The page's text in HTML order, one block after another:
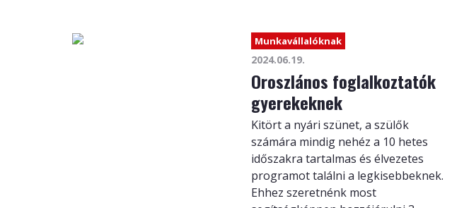
Munkavállalóknak
2024.06.19.
Oroszlános foglalkoztatók
gyerekeknek
Kitört a nyári szünet, a szülők
számára mindig nehéz a 10 hetes
időszakra tartalmas és élvezetes
programot találni a legkisebbeknek.
Ehhez szeretnénk most